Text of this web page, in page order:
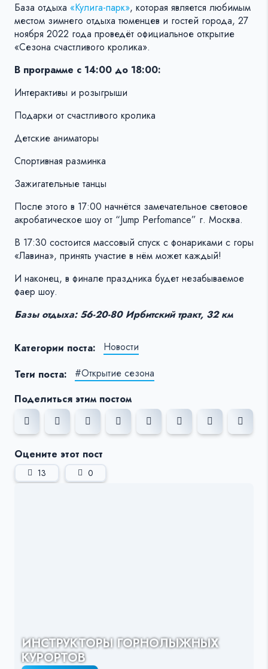
База отдыха «Кулига-парк», которая является любимым
местом зимнего отдыха тюменцев и гостей города, 27
ноября 2022 года проведёт официальное открытие
«Сезона счастливого кролика».
В программе с 14:00 до 18:00:
Интерактивы и розыгрыши
Подарки от счастливого кролика
Детские аниматоры
Спортивная разминка
Зажигательные танцы
После этого в 17:00 начнётся замечательное световое
акробатическое шоу от “Jump Perfomance” г. Москва.
В 17:30 состоится массовый спуск с фонариками с горы
«Лавина», принять участие в нём может каждый!
И наконец, в финале праздника будет незабываемое
фаер шоу.
Базы отдыха: 56-20-80 Ирбитский тракт, 32 км
Категории поста:
Новости
Теги поста:
#Открытие сезона
Поделиться этим постом
Оцените этот пост
13 0
ИНСТРУКТОРЫ ГОРНОЛЫЖНЫХ
КУРОРТОВ